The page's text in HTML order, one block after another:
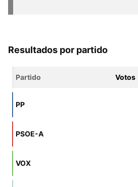
Resultados por partido
Partido Votos
PP
PSOE-A
VOX